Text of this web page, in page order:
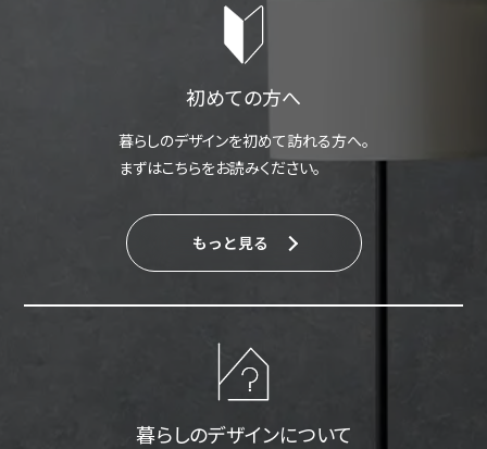
初めての方へ
暮らしのデザインを初めて訪れる方へ。
まずはこちらをお読みください。
もっと見る
暮らしのデザインについて